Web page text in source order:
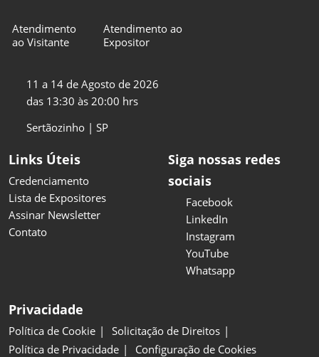
Atendimento
ao Visitante
Atendimento ao
Expositor
11 a 14 de Agosto de 2026
das 13:30 às 20:00 hrs
Sertãozinho | SP
Links Úteis
Credenciamento
Lista de Expositores
Assinar Newsletter
Contato
Siga nossas redes
sociais
Facebook
LinkedIn
Instagram
YouTube
Whatsapp
Privacidade
Política de Cookie
Solicitação de Direitos
Política de Privacidade
Configuração de Cookies